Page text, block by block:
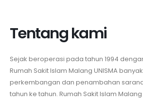
Tentang kami
Sejak beroperasi pada tahun 1994
Rumah Sakit Islam Malang UNISMA
perkembangan dan penambahan
tahun ke tahun. Rumah Sakit Islam